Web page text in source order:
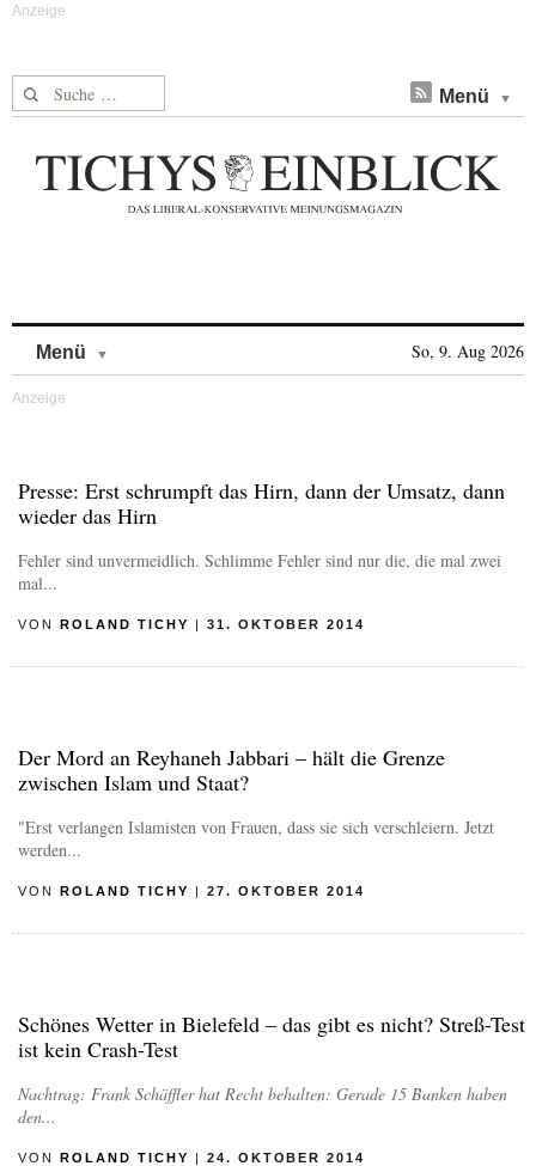
Suche nach: Menü
Menü So, 9. Aug 2026
Presse: Erst schrumpft das Hirn, dann der Umsatz, dann
wieder das Hirn
Fehler sind unvermeidlich. Schlimme Fehler sind nur die, die mal zwei
mal...
VON ROLAND TICHY | 31. OKTOBER 2014
Der Mord an Reyhaneh Jabbari – hält die Grenze
zwischen Islam und Staat?
"Erst verlangen Islamisten von Frauen, dass sie sich verschleiern. Jetzt
werden...
VON ROLAND TICHY | 27. OKTOBER 2014
Schönes Wetter in Bielefeld – das gibt es nicht? Streß-Test
ist kein Crash-Test
Nachtrag: Frank Schäffler hat Recht behalten: Gerade 15 Banken haben
den...
VON ROLAND TICHY | 24. OKTOBER 2014